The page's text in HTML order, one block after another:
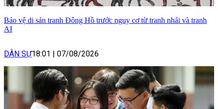
Bảo vệ di sản tranh Đông Hồ trước nguy cơ từ tranh nhái và tranh
AI
DÂN SỰ18:01 07/08/2026